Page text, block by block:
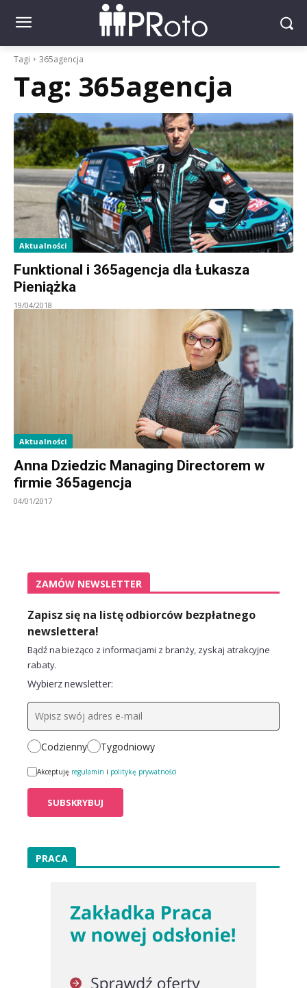
Tagi 365agencja
Tag: 365agencja
Aktualności
Funktional i 365agencja dla Łukasza
Pieniążka
19/04/2018
Aktualności
Anna Dziedzic Managing Directorem w
firmie 365agencja
04/01/2017
ZAMÓW NEWSLETTER
Zapisz się na listę odbiorców bezpłatnego
newslettera!
Bądź na bieżąco z informacjami z branży, zyskaj atrakcyjne
rabaty.
Wybierz newsletter:
Codzienny Tygodniowy
Akceptuję regulamin i politykę prywatności
PRACA